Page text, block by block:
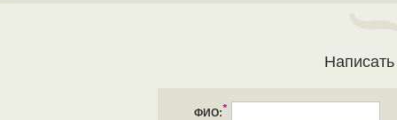
ФИО:*